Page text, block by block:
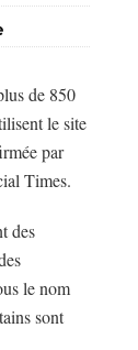
de 850
le site
par
Times.
des
le nom
sont